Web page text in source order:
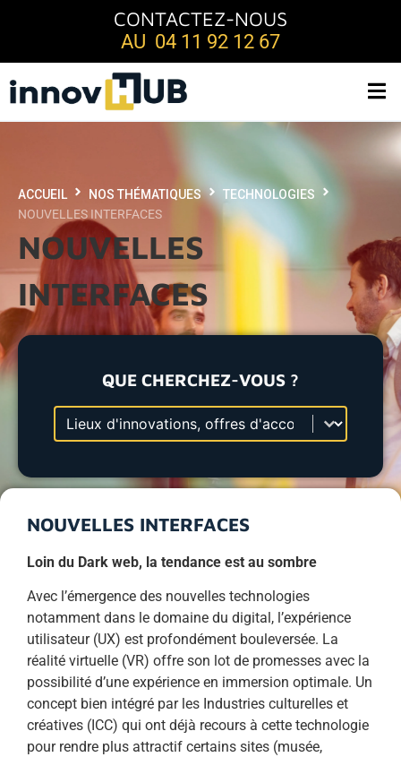
CONTACTEZ-NOUS
AU 04 11 92 12 67
NOUVELLES
INTERFACES
ACCUEIL NOS THÉMATIQUES
TECHNOLOGIES
NOUVELLES INTERFACES
QUE CHERCHEZ-VOUS ?
Selection entitée (select)
Sélectionnez le contenu
NOUVELLES INTERFACES
Loin du Dark web, la tendance est au sombre
Avec l’émergence des nouvelles technologies
notamment dans le domaine du digital, l’expérience
utilisateur (UX) est profondément bouleversée. La
réalité virtuelle (VR) offre son lot de promesses avec la
possibilité d’une expérience en immersion optimale. Un
concept bien intégré par les Industries culturelles et
créatives (ICC) qui ont déjà recours à cette technologie
pour rendre plus attractif certains sites (musée,